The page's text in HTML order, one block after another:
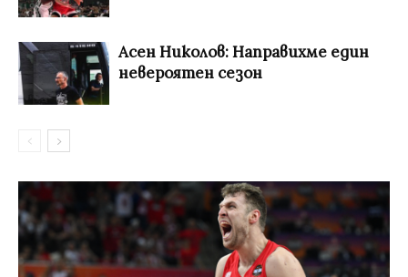
Асен Николов: Направихме един
невероятен сезон